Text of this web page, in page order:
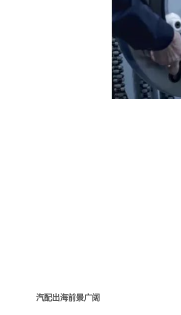
汽配出海前景广阔